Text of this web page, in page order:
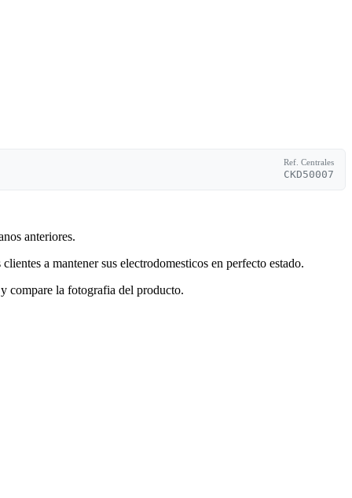
Ref. Centrales
CKD50007
anteriores.
a mantener sus electrodomesticos en perfecto estado.
compare la fotografia del producto.